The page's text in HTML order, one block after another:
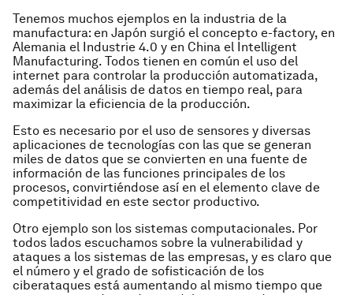
Tenemos muchos ejemplos en la industria de la
manufactura: en Japón surgió el concepto e-factory, en
Alemania el Industrie 4.0 y en China el Intelligent
Manufacturing. Todos tienen en común el uso del
internet para controlar la producción automatizada,
además del análisis de datos en tiempo real, para
maximizar la eficiencia de la producción.
Esto es necesario por el uso de sensores y diversas
aplicaciones de tecnologías con las que se generan
miles de datos que se convierten en una fuente de
información de las funciones principales de los
procesos, convirtiéndose así en el elemento clave de
competitividad en este sector productivo.
Otro ejemplo son los sistemas computacionales. Por
todos lados escuchamos sobre la vulnerabilidad y
ataques a los sistemas de las empresas, y es claro que
el número y el grado de sofisticación de los
ciberataques está aumentando al mismo tiempo que